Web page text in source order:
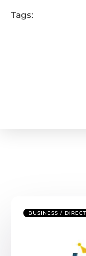
Tags:
BUSINESS /